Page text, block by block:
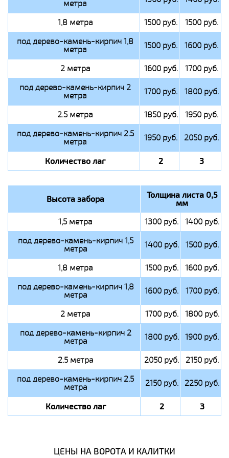
метра
1,8 метра 1500 руб.
1500 руб.
под дерево-камень-кирпич 1,8
метра 1500 руб. 1600 руб.
2 метра 1600 руб.
1700 руб.
под дерево-камень-кирпич 2
метра 1700 руб. 1800 руб.
2.5 метра 1850 руб.
1950 руб.
под дерево-камень-кирпич 2.5
метра 1950 руб. 2050 руб.
Количество лаг 2 3
Высота забора Толщина листа 0,5
мм
1,5 метра 1300 руб.
1400 руб.
под дерево-камень-кирпич 1,5
метра 1400 руб. 1500 руб.
1,8 метра 1500 руб.
1600 руб.
под дерево-камень-кирпич 1,8
метра 1600 руб. 1700 руб.
2 метра 1700 руб.
1800 руб.
под дерево-камень-кирпич 2
метра 1800 руб. 1900 руб.
2.5 метра 2050 руб.
2150 руб.
под дерево-камень-кирпич 2.5
метра 2150 руб. 2250 руб.
Количество лаг 2 3
ЦЕНЫ НА ВОРОТА И КАЛИТКИ